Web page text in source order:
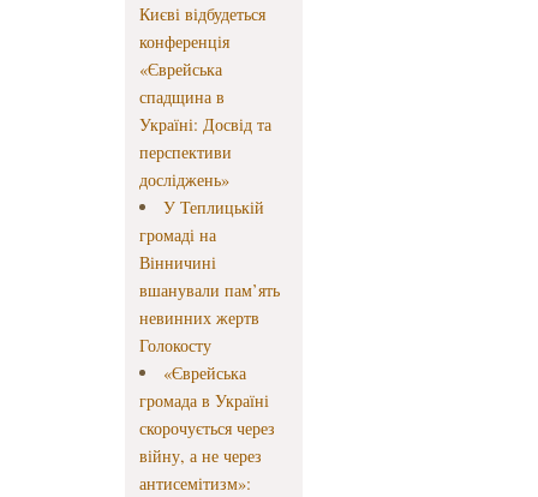
Києві відбудеться
конференція
«Єврейська
спадщина в
Україні: Досвід та
перспективи
досліджень»
У Теплицькій
громаді на
Вінничині
вшанували пам’ять
невинних жертв
Голокосту
«Єврейська
громада в Україні
скорочується через
війну, а не через
антисемітизм»: